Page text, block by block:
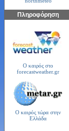
Πληροφόρηση
Ο καιρός στο
forecastweather.gr
Ο καιρός τώρα στην
Ελλάδα